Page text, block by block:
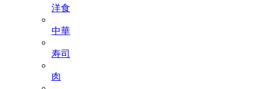
洋食
中華
寿司
肉